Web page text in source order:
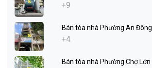
+9
Bán tòa nhà Phường An Đông
+4
Bán tòa nhà Phường Chợ Lớn